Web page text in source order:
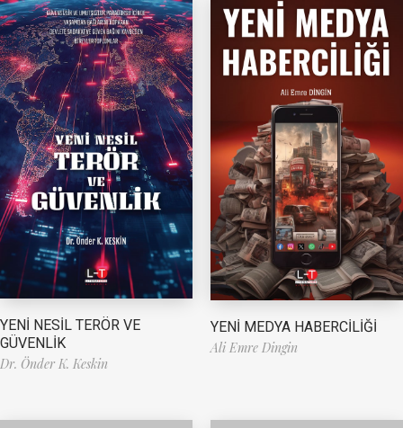
YENİ NESİL TERÖR VE
GÜVENLİK
Dr. Önder K. Keskin
YENİ MEDYA HABERCİLİĞİ
Ali Emre Dingin